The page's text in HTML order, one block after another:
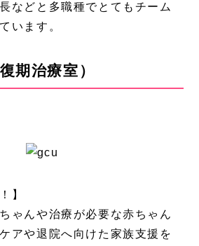
などと多職種でとてもチーム
います。
復期治療室）
】
ゃんや治療が必要な赤ちゃん
アや退院へ向けた家族支援を